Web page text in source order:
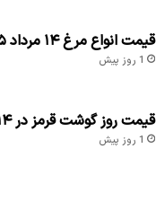
قیمت انواع مرغ ۱۴ مرداد ۱۴۰۵
1 روز پیش
قیمت روز گوشت قرمز در ۱۴ مرداد ۱۴۰۵
1 روز پیش